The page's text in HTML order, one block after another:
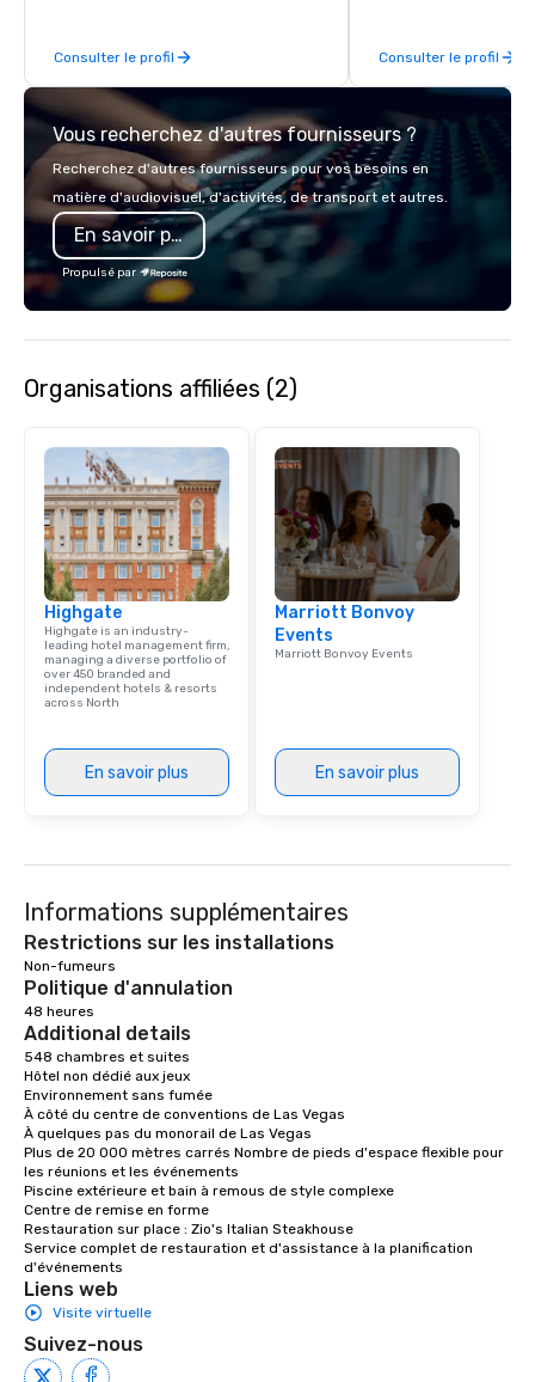
Consulter le profil Consulter le profil
Vous recherchez d'autres fournisseurs ?
Recherchez d'autres fournisseurs pour vos besoins en
matière d'audiovisuel, d'activités, de transport et autres.
En savoir plus
Propulsé par
Organisations affiliées (2)
Highgate
Highgate is an industry-
leading hotel management firm,
managing a diverse portfolio of
over 450 branded and
independent hotels & resorts
across North
En savoir plus
Marriott Bonvoy
Events
Marriott Bonvoy Events
En savoir plus
Informations supplémentaires
Restrictions sur les installations
Non-fumeurs
Politique d'annulation
48 heures
Additional details
548 chambres et suites
Hôtel non dédié aux jeux
Environnement sans fumée
À côté du centre de conventions de Las Vegas
À quelques pas du monorail de Las Vegas
Plus de 20 000 mètres carrés Nombre de pieds d'espace flexible pour
les réunions et les événements
Piscine extérieure et bain à remous de style complexe
Centre de remise en forme
Restauration sur place : Zio's Italian Steakhouse
Service complet de restauration et d'assistance à la planification
d'événements
Liens web
Visite virtuelle
Suivez-nous